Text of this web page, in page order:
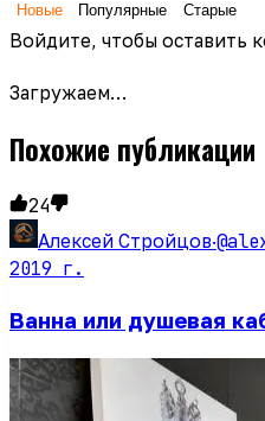
Новые Популярные Старые
Войдите, чтобы оставить
Загружаем…
Похожие публикации
24
Алексей Стройцов·
2019 г.
Ванна или душевая